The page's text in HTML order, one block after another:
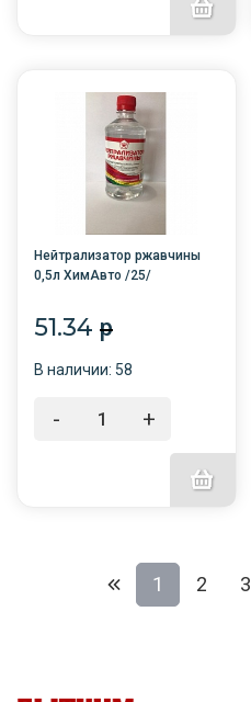
Нейтрализатор ржавчины
0,5л ХимАвто /25/
51.34 p
В наличии: 58
- +
1 2 3